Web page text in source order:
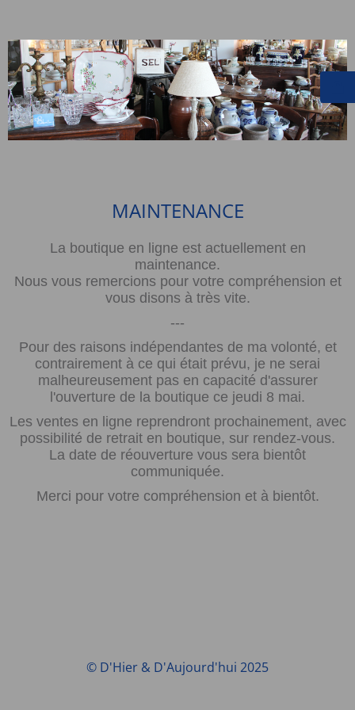
MAINTENANCE
La boutique en ligne est actuellement en
maintenance.
Nous vous remercions pour votre compréhension et
vous disons à très vite.
---
Pour des raisons indépendantes de ma volonté, et
contrairement à ce qui était prévu, je ne serai
malheureusement pas en capacité d'assurer
l'ouverture de la boutique ce jeudi 8 mai.
Les ventes en ligne reprendront prochainement, avec
possibilité de retrait en boutique, sur rendez-vous.
La date de réouverture vous sera bientôt
communiquée.
Merci pour votre compréhension et à bientôt.
© D'Hier & D'Aujourd'hui 2025